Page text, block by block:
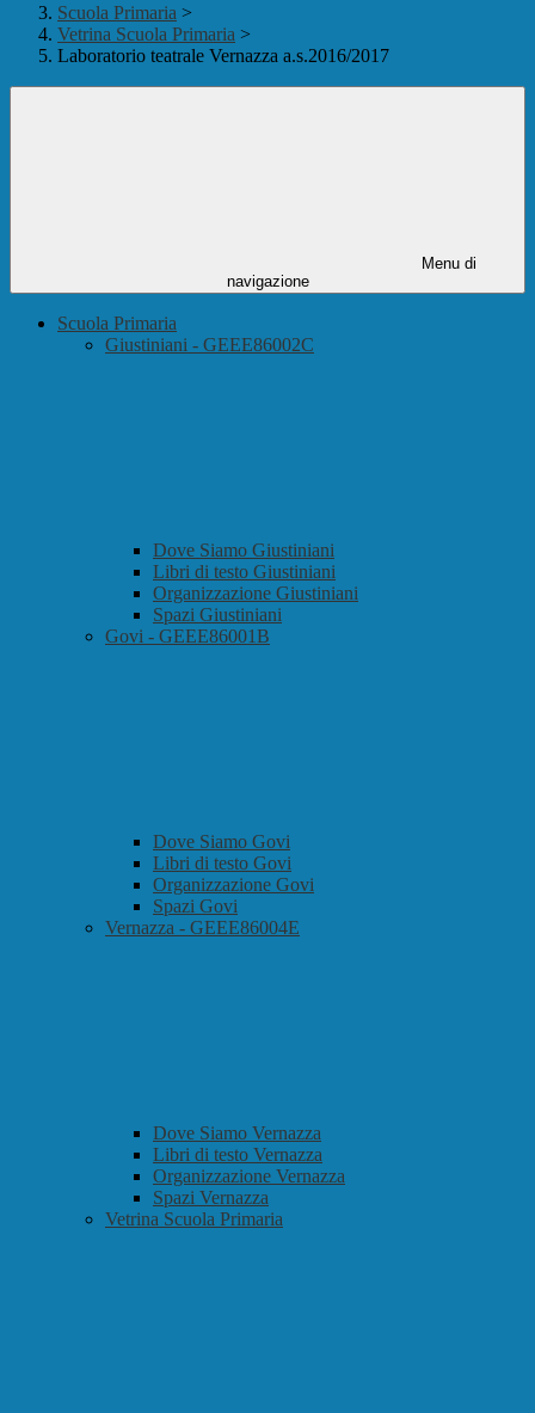
Scuola Primaria >
Vetrina Scuola Primaria >
Laboratorio teatrale Vernazza a.s.2016/2017
Menu di
navigazione
Scuola Primaria
Giustiniani - GEEE86002C
Dove Siamo Giustiniani
Libri di testo Giustiniani
Organizzazione Giustiniani
Spazi Giustiniani
Govi - GEEE86001B
Dove Siamo Govi
Libri di testo Govi
Organizzazione Govi
Spazi Govi
Vernazza - GEEE86004E
Dove Siamo Vernazza
Libri di testo Vernazza
Organizzazione Vernazza
Spazi Vernazza
Vetrina Scuola Primaria